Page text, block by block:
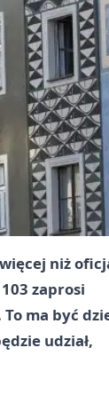
niż
zaprosi
ma być
udział,